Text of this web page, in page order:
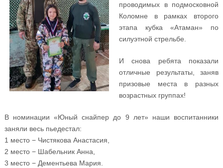
проводимых в подмосковной
Коломне в рамках второго
этапа кубка «Атаман» по
силуэтной стрельбе.
И снова ребята показали
отличные результаты, заняв
призовые места в разных
возрастных группах!
В номинации «Юный снайпер до 9 лет» наши воспитанники
заняли весь пьедестал:
1 место − Чистякова Анастасия,
2 место − Шабельник Анна,
3 место − Дементьева Мария.